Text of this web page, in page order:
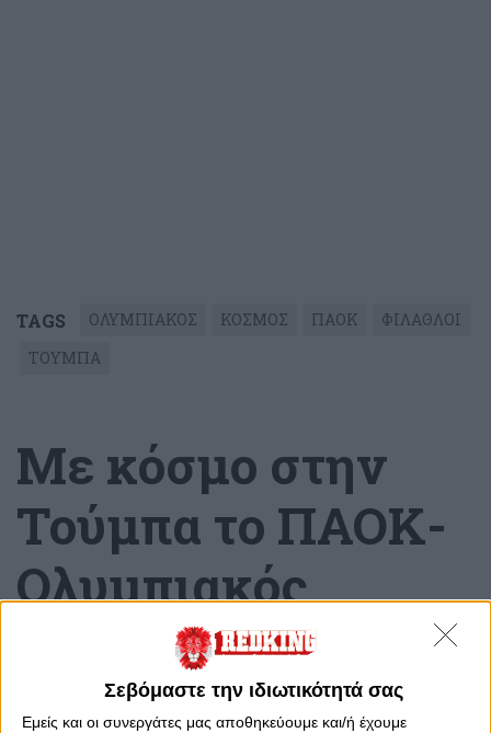
Σεβόμαστε την ιδιωτικότητά σας
Εμείς και οι συνεργάτες μας αποθηκεύουμε και/ή έχουμε
TAGS ΟΛΥΜΠΙΑΚΟΣ ΚΟΣΜΟΣ ΠΑΟΚ
ΦΙΛΑΘΛΟΙ
ΤΟΥΜΠΑ
Με κόσμο στην
Τούμπα το ΠΑΟΚ-
Ολυμπιακός
Τετάρτη, 27 Δεκεμβρίου 2023 - 18:49